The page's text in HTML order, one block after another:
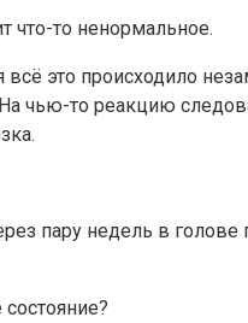
что-то ненормальное.
это происходило
то реакцию
пару недель в